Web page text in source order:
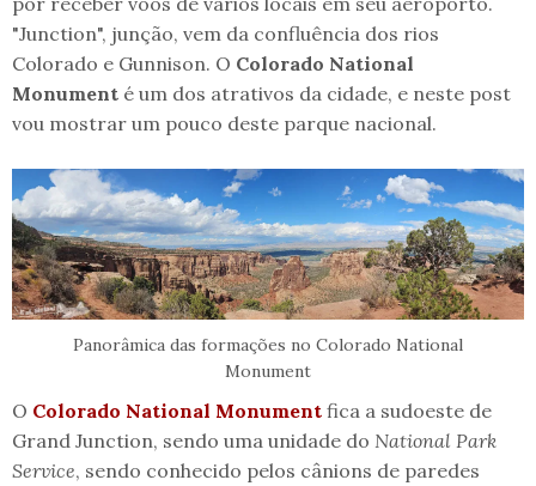
"Junction", junção, vem da confluência dos rios
Colorado e Gunnison. O Colorado National
Monument é um dos atrativos da cidade, e neste post
vou mostrar um pouco deste parque nacional.
Panorâmica das formações no Colorado National
Monument
O Colorado National Monument fica a sudoeste de
Grand Junction, sendo uma unidade do National Park
Service, sendo conhecido pelos cânions de paredes